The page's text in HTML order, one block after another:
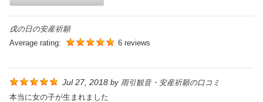
戌の日の安産祈願
Average rating:
6 reviews
Jul 27, 2018 by 雨引観音・安産祈願の口コミ
本当に女の子が生まれました